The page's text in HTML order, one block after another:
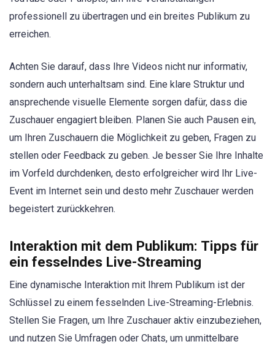
professionell zu übertragen und ein breites Publikum zu
erreichen.
Achten Sie darauf, dass Ihre Videos nicht nur informativ,
sondern auch unterhaltsam sind. Eine klare Struktur und
ansprechende visuelle Elemente sorgen dafür, dass die
Zuschauer engagiert bleiben. Planen Sie auch Pausen ein,
um Ihren Zuschauern die Möglichkeit zu geben, Fragen zu
stellen oder Feedback zu geben. Je besser Sie Ihre Inhalte
im Vorfeld durchdenken, desto erfolgreicher wird Ihr Live-
Event im Internet sein und desto mehr Zuschauer werden
begeistert zurückkehren.
Interaktion mit dem Publikum: Tipps für
ein fesselndes Live-Streaming
Eine dynamische Interaktion mit Ihrem Publikum ist der
Schlüssel zu einem fesselnden Live-Streaming-Erlebnis.
Stellen Sie Fragen, um Ihre Zuschauer aktiv einzubeziehen,
und nutzen Sie Umfragen oder Chats, um unmittelbare